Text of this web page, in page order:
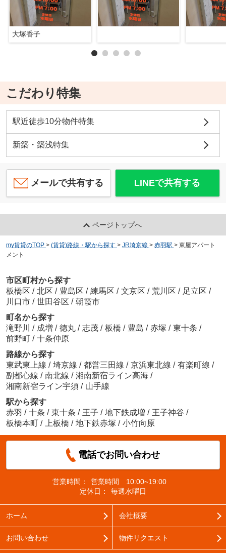
大塚香子
こだわり特集
駅近徒歩10分物件特集
新築・築浅特集
メールで共有する LINEで共有する
ページトップへ
my賃貸のTOP > (賃貸)路線・駅から探す > JR埼京線 > 赤羽駅 > 東屋アパート
メント
市区町村から探す
板橋区 / 北区 / 豊島区 / 練馬区 / 文京区 / 荒川区 / 足立区 /
川口市 / 世田谷区 / 朝霞市
町名から探す
滝野川 / 成増 / 徳丸 / 志茂 / 板橋 / 豊島 / 赤塚 / 東十条 /
前野町 / 十条仲原
路線から探す
東武東上線 / 埼京線 / 都営三田線 / 京浜東北線 / 有楽町線 /
副都心線 / 南北線 / 湘南新宿ライン高海 /
湘南新宿ライン宇須 / 山手線
駅から探す
赤羽 / 十条 / 東十条 / 王子 / 地下鉄成増 / 王子神谷 /
板橋本町 / 上板橋 / 地下鉄赤塚 / 小竹向原
電話でお問い合わせ
営業時間：
営業時間 10:00~19:00
定休日：
毎週水曜日
ホーム 会社概要
お問い合わせ 物件リクエスト